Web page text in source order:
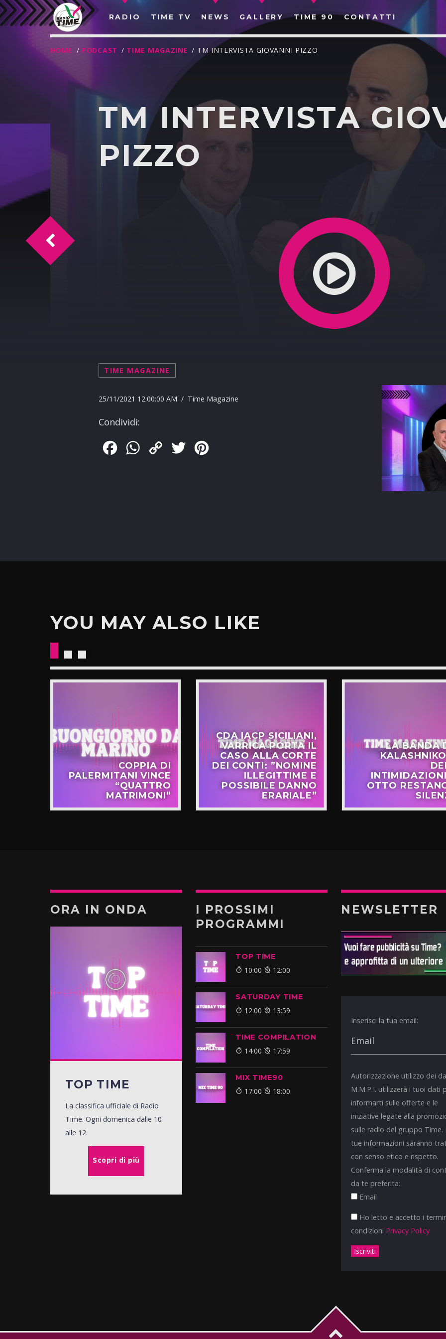
RADIO TIME TV NEWS GALLERY TIME 90 CONTATTI
CERCA NEL SITO WEB:
HOME / PODCAST / TIME MAGAZINE / TM INTERVISTA GIOVANNI PIZZO
TM INTERVISTA
PIZZO
TIME MAGAZINE
25/11/2021 12:00:00 AM / Time Magazine
Condividi:
FacebookWhatsApp
Copy
Twitter
Time Sport intervista Marco Valentino
YOU MAY ALSO LIKE
COPPIA DI
PALERMITANI VINCE
“QUATTRO
MATRIMONI”
CDA IACP SICILIANI,
VARRICA PORTA IL
CASO ALLA CORTE
DEI CONTI: ”NOMINE
ILLEGITTIME E
POSSIBILE DANNO
ERARIALE”
LA BANDA
OTTO
ORA IN ONDA
TOP TIME
La classifica ufficiale di Radio
Time. Ogni domenica dalle 10
alle 12.
Scopri di più
I PROSSIMI
PROGRAMMI
TOP TIME
10:00 12:00
SATURDAY TIME
12:00 13:59
TIME COMPILATION
14:00 17:59
MIX TIME90
17:00 18:00
NEWSLETTER
Inserisci la tua email:
Autorizzazione utilizzo dei
M.M.P.I. utilizzerà i tuoi dati
informarti sulle offerte e le
iniziative legate alla
sulle radio del gruppo Time.
tue informazioni saranno
con senso etico e rispetto.
Conferma la modalità di
da te preferita:
Email
Ho letto e accetto i
condizioni Privacy Policy